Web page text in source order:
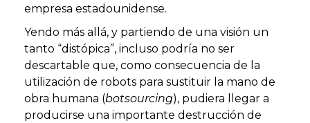
empresa estadounidense.
Yendo más allá, y partiendo de una visión un
tanto “distópica”, incluso podría no ser
descartable que, como consecuencia de la
utilización de robots para sustituir la mano de
obra humana (botsourcing), pudiera llegar a
producirse una importante destrucción de